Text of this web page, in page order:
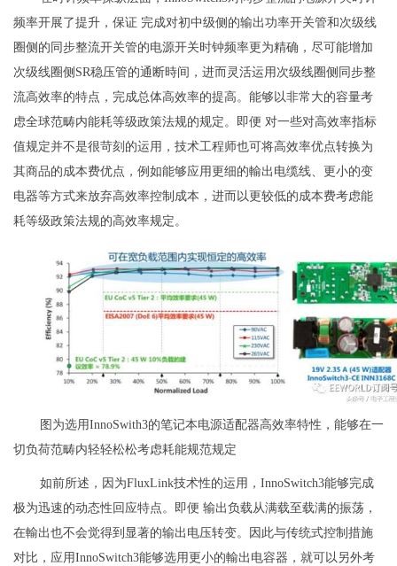
频率开展了提升，保证 完成对初中级侧的输出功率开关管和次级线
圈侧的同步整流开关管的电源开关时钟频率更为精确，尽可能增加
次级线圈侧SR稳压管的通断時间，进而灵活运用次级线圈侧同步整
流高效率的特点，完成总体高效率的提高。能够以非常大的容量考
虑全球范畴内能耗等级政策法规的规定。即便 对一些对高效率指标
值规定并不是很苛刻的运用，技术工程师也可将高效率优点转换为
其商品的成本费优点，例如能够应用更细的輸出电缆线、更小的变
电器等方式来放弃高效率控制成本，进而以更较低的成本费考虑能
耗等级政策法规的高效率规定。
图为选用InnoSwith3的笔记本电源适配器高效率特性，能够在一
切负荷范畴内轻轻松松考虑耗能规范规定
如前所述，因为FluxLink技术性的运用，InnoSwitch3能够完成
极为迅速的动态性回应特点。即便 输出负载从满载至载满的振荡，
在輸出也不会觉得到显著的输出电压转变。因此与传统式控制措施
对比，应用InnoSwitch3能够选用更小的輸出电容器，就可以另外考